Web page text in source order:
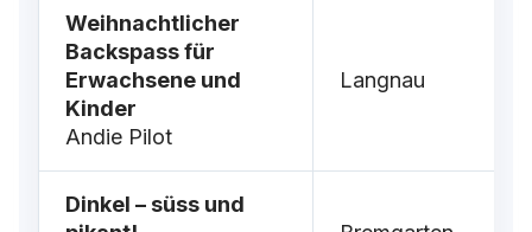
Weihnachtlicher
Backspass für
Erwachsene und
Kinder
Andie Pilot
Langnau
Dinkel – süss und